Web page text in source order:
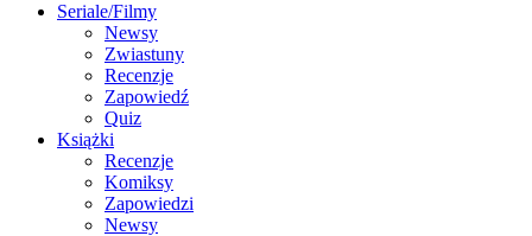
Seriale/Filmy
Newsy
Zwiastuny
Recenzje
Zapowiedź
Quiz
Książki
Recenzje
Komiksy
Zapowiedzi
Newsy